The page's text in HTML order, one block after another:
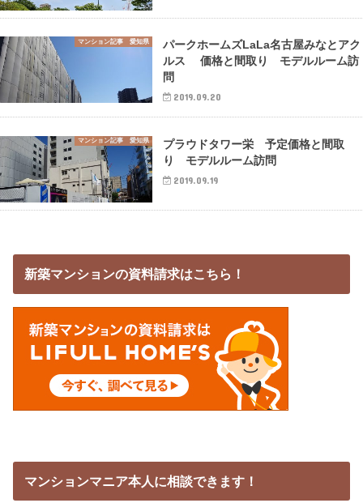
マンション記事 愛知県
パークホームズLaLa名古屋みなとアク
ルス 価格と間取り モデルルーム訪
問
2019.09.20
マンション記事 愛知県
プラウドタワー栄 予定価格と間取
り モデルルーム訪問
2019.09.19
新築マンションの資料請求はこちら！
マンションマニア本人に相談できます！